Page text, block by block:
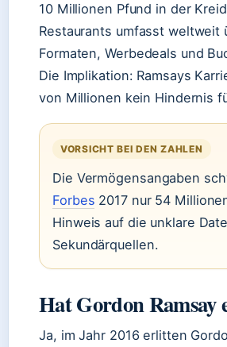
10 Millionen Pfund in der
Restaurants umfasst weltweit
Formaten, Werbedeals und
Die Implikation: Ramsays
von Millionen kein Hindernis
VORSICHT BEI DEN ZAHLEN
Die Vermögensangaben
Forbes 2017 nur 54
Hinweis auf die unklare
Sekundärquellen.
Hat Gordon Ramsay
Ja, im Jahr 2016 erlitten